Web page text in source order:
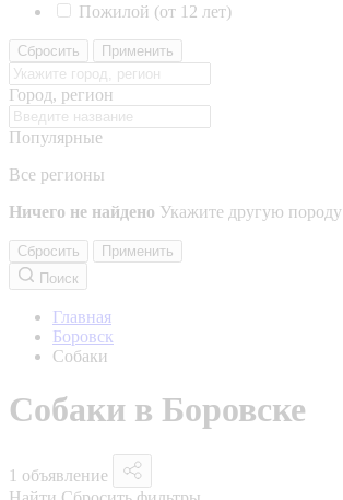
Пожилой (от 12 лет)
Сбросить Применить
Город, регион
Популярные
Все регионы
Ничего не найдено Укажите другую породу
Сбросить
Применить
Поиск
Главная
Боровск
Собаки
Собаки в Боровске
1 объявление